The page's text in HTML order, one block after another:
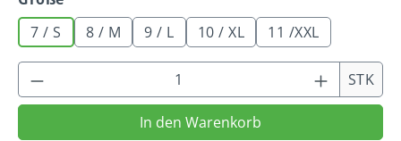
7 / S
8 / M 9 / L 10 / XL 11 /XXL
Produkt Anzahl: Gib den STK
In den Warenkorb